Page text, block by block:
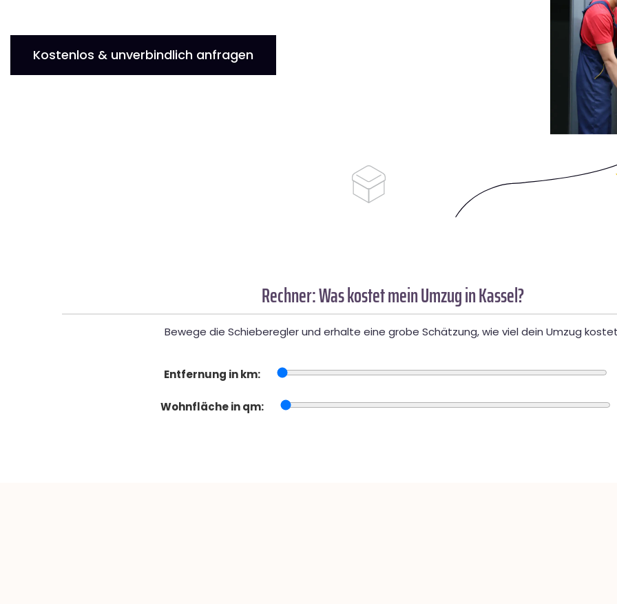
Kostenlos & unverbindlich anfragen
Rechner: Was kostet mein Umzug in Kassel?
Bewege die Schieberegler und erhalte eine grobe Schätzung, wie viel dein Umzug
Entfernung in km:
Wohnfläche in qm: